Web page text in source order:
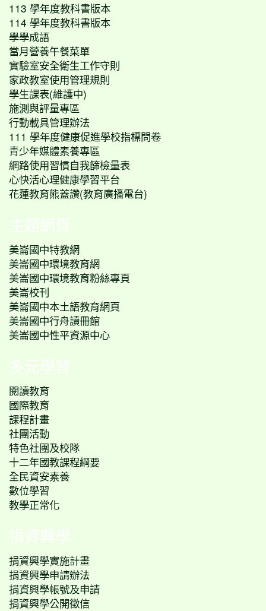
113 學年度教科書版本
114 學年度教科書版本
學學成語
當月營養午餐菜單
實驗室安全衛生工作守則
家政教室使用管理規則
學生課表(維護中)
施測與評量專區
行動載具管理辦法
111 學年度健康促進學校指標問卷
青少年媒體素養專區
網路使用習慣自我篩檢量表
心快活心理健康學習平台
花蓮教育熊蓋讚(教育廣播電台)
主題網頁
美崙國中特教網
美崙國中環境教育網
美崙國中環境教育粉絲專頁
美崙校刊
美崙國中本土語教育網頁
美崙國中行舟讀冊館
美崙國中性平資源中心
多元學習
閱讀教育
國際教育
課程計畫
社團活動
特色社團及校隊
十二年國教課程綱要
全民資安素養
數位學習
教學正常化
捐資興學
捐資興學實施計畫
捐資興學申請辦法
捐資興學帳號及申請
捐資興學公開徵信